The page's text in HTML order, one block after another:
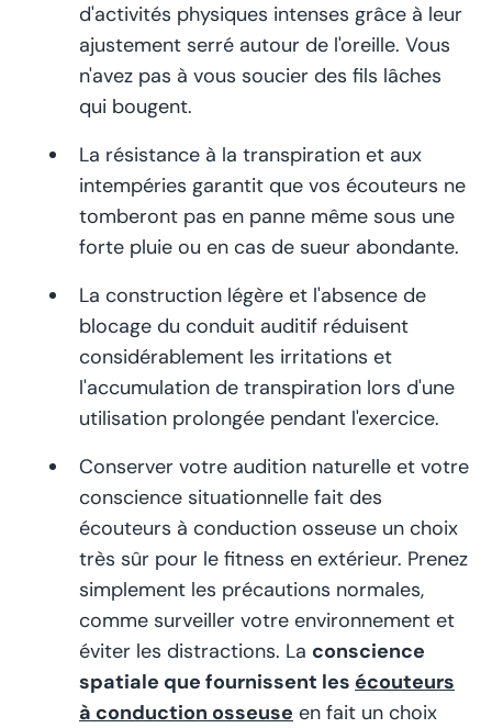
d'activités physiques intenses grâce à leur
ajustement serré autour de l'oreille. Vous
n'avez pas à vous soucier des fils lâches
qui bougent.
La résistance à la transpiration et aux
intempéries garantit que vos écouteurs ne
tomberont pas en panne même sous une
forte pluie ou en cas de sueur abondante.
La construction légère et l'absence de
blocage du conduit auditif réduisent
considérablement les irritations et
l'accumulation de transpiration lors d'une
utilisation prolongée pendant l'exercice.
Conserver votre audition naturelle et votre
conscience situationnelle fait des
écouteurs à conduction osseuse un choix
très sûr pour le fitness en extérieur. Prenez
simplement les précautions normales,
comme surveiller votre environnement et
éviter les distractions. La conscience
spatiale que fournissent les écouteurs
à conduction osseuse en fait un choix